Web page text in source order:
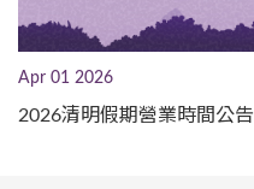
Apr 01 2026
2026清明假期營業時間公告